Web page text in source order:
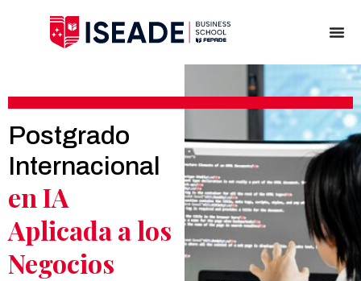
Postgrado
Internacional
en IA
Aplicada a los
Negocios